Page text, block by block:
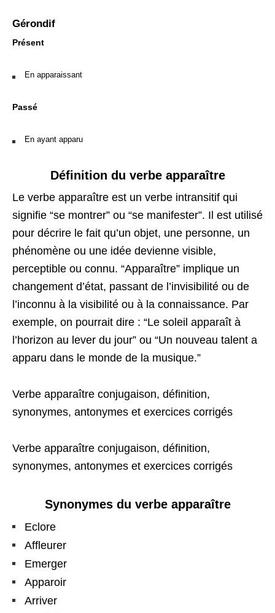
Gérondif
Présent
En apparaissant
Passé
En ayant apparu
Définition du verbe apparaître
Le verbe apparaître est un verbe intransitif qui
signifie “se montrer” ou “se manifester”. Il est utilisé
pour décrire le fait qu’un objet, une personne, un
phénomène ou une idée devienne visible,
perceptible ou connu. “Apparaître” implique un
changement d’état, passant de l’invisibilité ou de
l’inconnu à la visibilité ou à la connaissance. Par
exemple, on pourrait dire : “Le soleil apparaît à
l’horizon au lever du jour” ou “Un nouveau talent a
apparu dans le monde de la musique.”
Verbe apparaître conjugaison, définition,
synonymes, antonymes et exercices corrigés
Verbe apparaître conjugaison, définition,
synonymes, antonymes et exercices corrigés
Synonymes du verbe apparaître
Eclore
Affleurer
Emerger
Apparoir
Arriver